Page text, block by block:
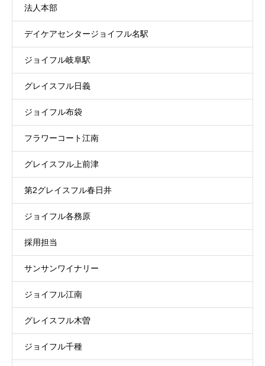
法人本部
デイケアセンタージョイフル名駅
ジョイフル岐阜駅
グレイスフル日義
ジョイフル布袋
フラワーコート江南
グレイスフル上前津
第2グレイスフル春日井
ジョイフル各務原
採用担当
サンサンワイナリー
ジョイフル江南
グレイスフル木曽
ジョイフル千種